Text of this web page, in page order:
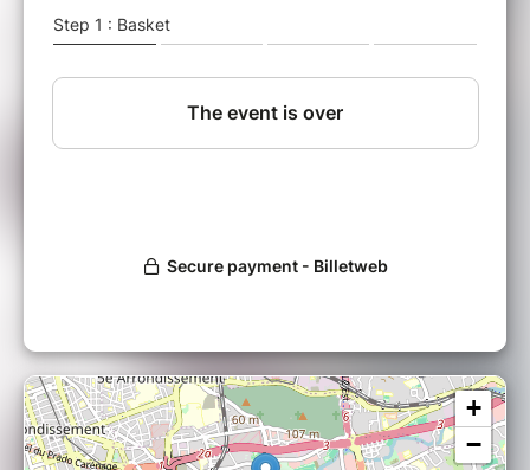
>> À vos résas, les places sont limitées <<
À très bientôt sur le dancefloor !
Tarifs (4h de cours) :
- Adhérent: 35e
une assurance annulation qui vous permettra
+
−